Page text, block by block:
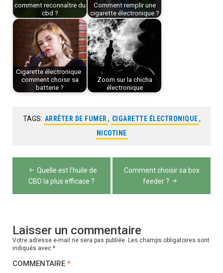
comment reconnaître du
cbd ?
Comment remplir une
cigarette électronique ?
Cigarette électronique :
comment choisir sa
batterie ?
Zoom sur la chicha
électronique
TAGS: ARRÊTER DE FUMER , CIGARETTE ÉLECTRONIQUE,
NICOTINE
Navigation
de
Quelle est l’huile de
CBD la plus efficace ?
Comment choisir sa box
feeder ?
Laisser un commentaire
Votre adresse e-mail ne sera pas publiée. Les champs obligatoires sont
indiqués avec *
COMMENTAIRE *